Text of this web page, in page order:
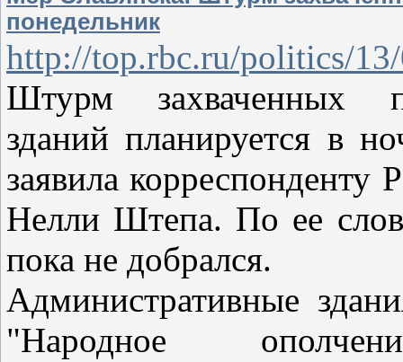
понедельник
http://top.rbc.ru/politics/
Штурм захваченных
зданий планируется в
заявила
Нелли Штепа. По ее
пока не добрался.
Административные
"Народное